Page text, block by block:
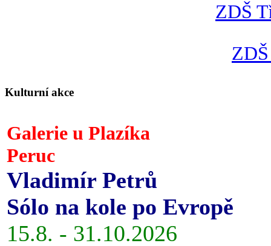
ZDŠ
Kulturní akce
Galerie u Plazíka
Peruc
Vladimír Petrů
Sólo na kole po Evropě
15.8. - 31.10.2026